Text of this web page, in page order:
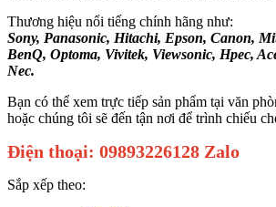
Thương hiệu nổi tiếng chính hãng như:
Sony, Panasonic, Hitachi, Epson, Canon,
BenQ, Optoma, Vivitek, Viewsonic, Hpec,
Nec.
Bạn có thể xem trực tiếp sản phẩm tại văn
hoặc chúng tôi sẽ đến tận nơi để trình chiếu
Điện thoại: 09893226128 Zalo
Sắp xếp theo: